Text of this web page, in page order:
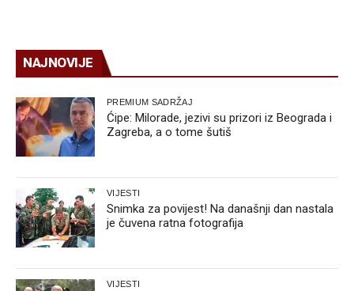
NAJNOVIJE
PREMIUM SADRŽAJ
Ćipe: Milorade, jezivi su prizori iz Beograda i
Zagreba, a o tome šutiš
VIJESTI
Snimka za povijest! Na današnji dan nastala
je čuvena ratna fotografija
VIJESTI